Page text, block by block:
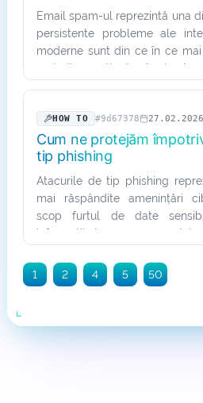
Email spam-ul reprezintă una
persistente probleme ale
moderne sunt din ce în ce mai
nedorite continuă să circule
HOW TO
#9d67378
Cum ne protejăm
tip phishing
Atacurile de tip phishing
mai răspândite amenințări
scop furtul de date
informații bancare sau date
1
2 4 5 50